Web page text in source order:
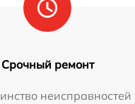
Срочный ремонт
неисправностей